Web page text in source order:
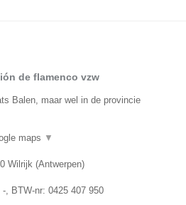
de flamenco vzw
Balen, maar wel in de provincie
maps ▼
Wilrijk (Antwerpen)
-, BTW-nr: 0425 407 950